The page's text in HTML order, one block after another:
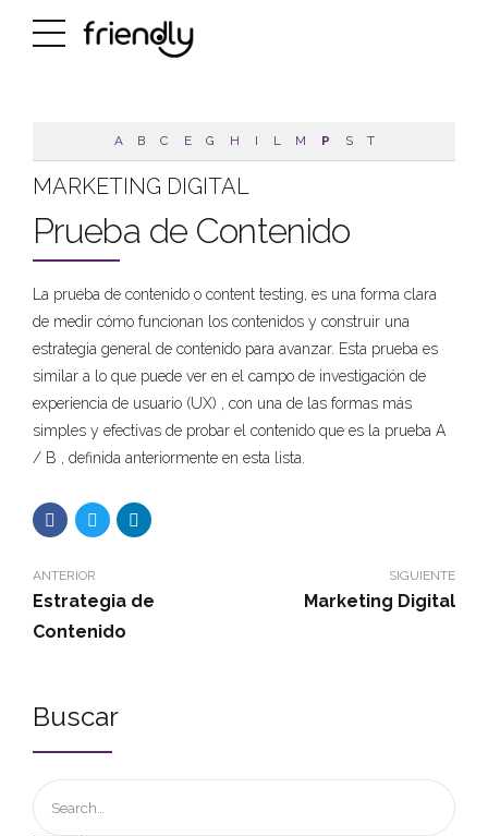
A B C E G H I L M P S T
MARKETING DIGITAL
Prueba de Contenido
La prueba de contenido o content testing, es una forma clara
de medir cómo funcionan los contenidos y construir una
estrategia general de contenido para avanzar. Esta prueba es
similar a lo que puede ver en el campo de investigación de
experiencia de usuario (UX) , con una de las formas más
simples y efectivas de probar el contenido que es la prueba A
/ B , definida anteriormente en esta lista.
ANTERIOR
Estrategia de
Contenido
SIGUIENTE
Marketing Digital
Buscar